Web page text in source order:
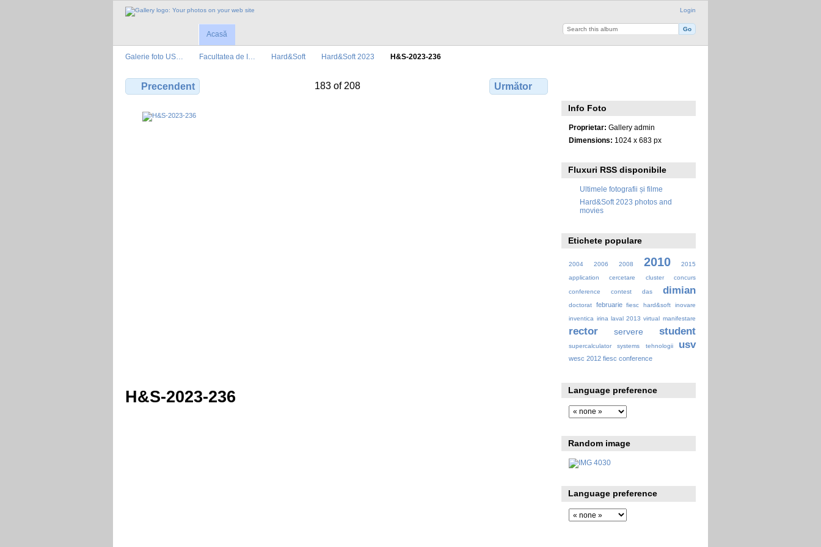
Login
Acasă
Galerie foto US… Facultatea de I… Hard&Soft Hard&Soft 2023 H&S-2023-236
Precendent 183 of 208 Următor
H&S-2023-236
Info Foto
Proprietar: Gallery admin
Dimensions: 1024 x 683 px
Fluxuri RSS disponibile
Ultimele fotografii și filme
Hard&Soft 2023 photos and
movies
Etichete populare
2004 2006 2008 2010
2015
application
cercetare cluster concurs
conference contest das dimian
doctorat februarie fiesc hard&soft
inovare
inventica irina laval 2013 virtual manifestare
rector servere student
supercalculator systems tehnologii usv
wesc 2012 fiesc conference
Language preference
Random image
Language preference